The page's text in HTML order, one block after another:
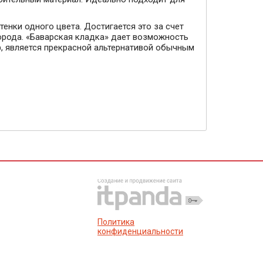
одного цвета. Достигается это за счет
«Баварская кладка» дает возможность
прекрасной альтернативой обычным
Политика
конфиденциальности